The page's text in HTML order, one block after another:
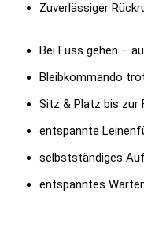
Zuverlässiger
Bei Fuss gehen –
Bleibkommando
Sitz & Platz bis zur
entspannte
selbstständiges
entspanntes